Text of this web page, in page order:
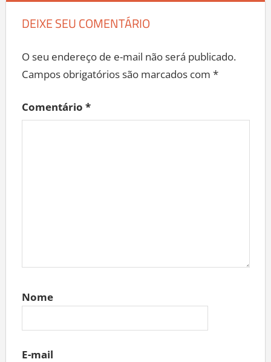
DEIXE SEU COMENTÁRIO
O seu endereço de e-mail não será publicado.
Campos obrigatórios são marcados com *
Comentário *
Nome
E-mail